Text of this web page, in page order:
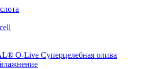
O-Live Суперцелебная олива